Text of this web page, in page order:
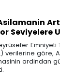
Seviyelere
Emniyeti
verilerine
ardindan